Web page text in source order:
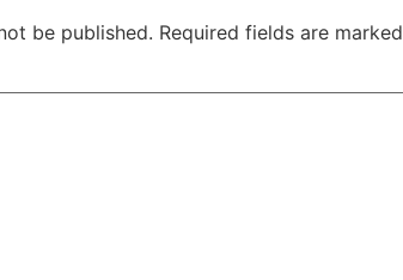
be published. Required fields are marked